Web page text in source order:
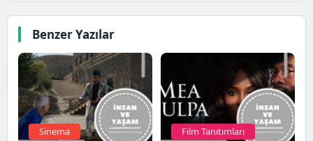
Benzer Yazılar
Sinema Film Tanıtımları